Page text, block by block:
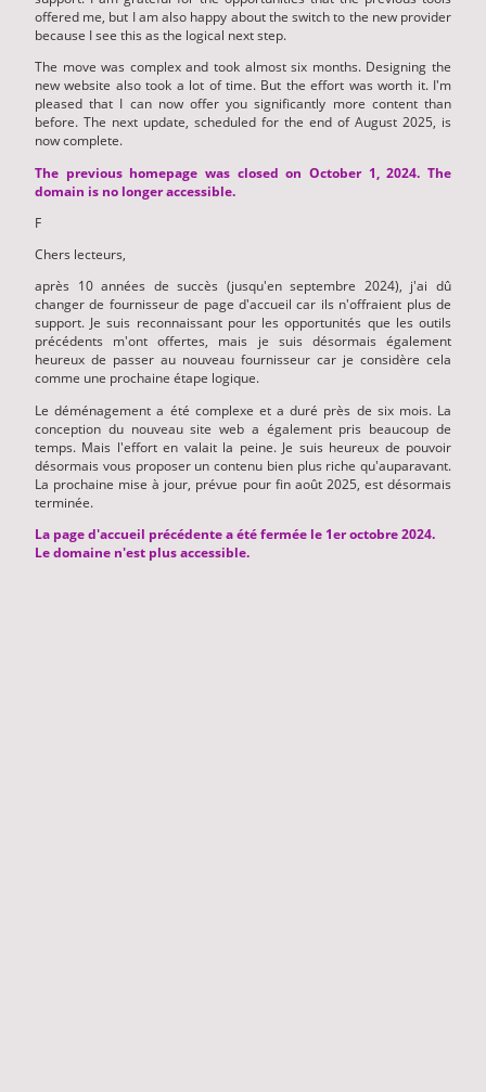
offered me, but I am also happy about the switch to the new provider
because I see this as the logical next step.
The move was complex and took almost six months. Designing the
new website also took a lot of time. But the effort was worth it. I'm
pleased that I can now offer you significantly more content than
before. The next update, scheduled for the end of August 2025, is
now complete.
The previous homepage was closed on October 1, 2024. The
domain is no longer accessible.
F
Chers lecteurs,
après 10 années de succès (jusqu'en septembre 2024), j'ai dû
changer de fournisseur de page d'accueil car ils n'offraient plus de
support. Je suis reconnaissant pour les opportunités que les outils
précédents m'ont offertes, mais je suis désormais également
heureux de passer au nouveau fournisseur car je considère cela
comme une prochaine étape logique.
Le déménagement a été complexe et a duré près de six mois. La
conception du nouveau site web a également pris beaucoup de
temps. Mais l'effort en valait la peine. Je suis heureux de pouvoir
désormais vous proposer un contenu bien plus riche qu'auparavant.
La prochaine mise à jour, prévue pour fin août 2025, est désormais
terminée.
La page d'accueil précédente a été fermée le 1er octobre 2024.
Le domaine n'est plus accessible.